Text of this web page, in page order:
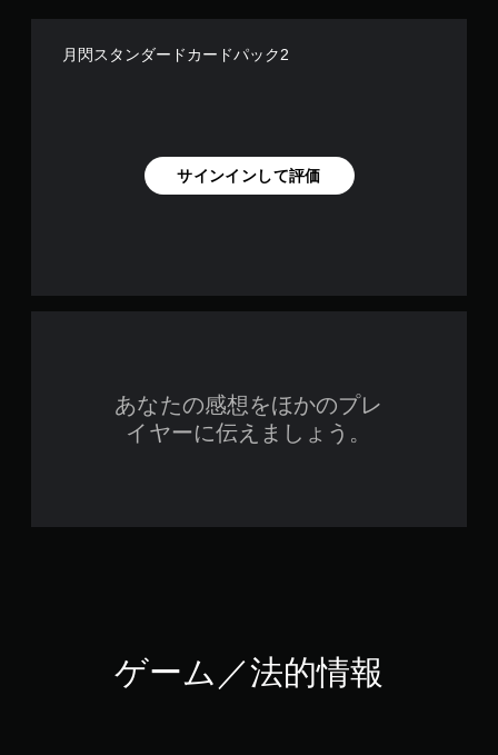
月閃スタンダードカードパック2
サインインして評価
あなたの感想をほかのプレ
イヤーに伝えましょう。
ゲーム／法的情報